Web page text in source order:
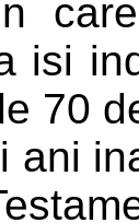
isi
70
ani